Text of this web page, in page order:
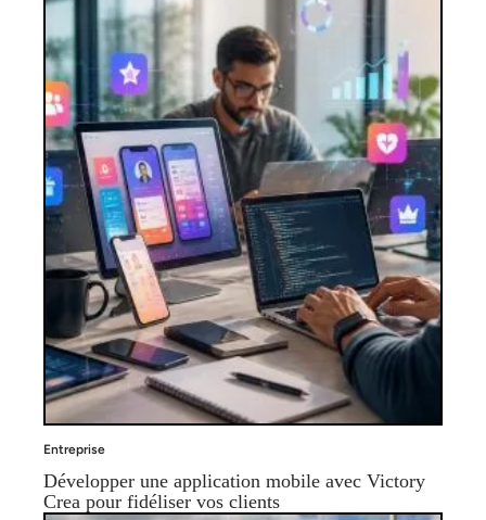
Entreprise
Développer une application mobile avec Victory
Crea pour fidéliser vos clients